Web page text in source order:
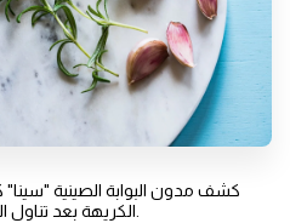
كشف مدون البوابة الصينية